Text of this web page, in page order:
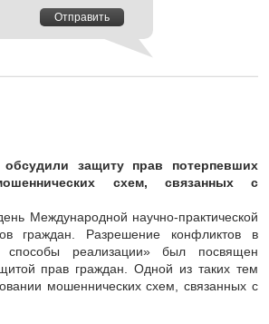
Отправить
обсудили защиту прав потерпевших
схем, связанных с
Международной научно-практической
граждан. Разрешение конфликтов в
реализации» был посвящен
прав граждан. Одной из таких тем
мошеннических схем, связанных с